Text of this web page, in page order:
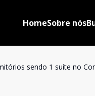
HomeSobre nós
sendo 1 suíte no